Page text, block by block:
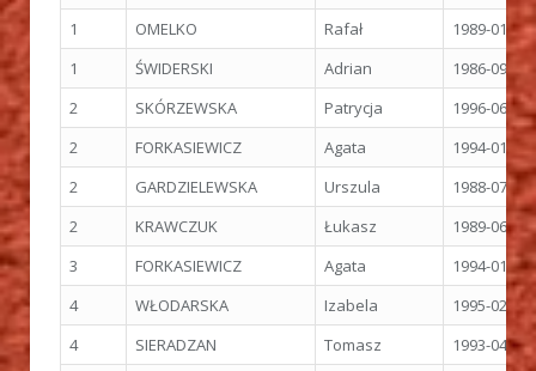
1 OMELKO Rafał
1989-01-16
1
ŚWIDERSKI Adrian
1986-09-26
2
SKÓRZEWSKA Patrycja
1996-06-15
2
FORKASIEWICZ Agata
1994-01-13
2
GARDZIELEWSKA Urszula
1988-07-21
2
KRAWCZUK Łukasz
1989-06-15
3
FORKASIEWICZ Agata
1994-01-13
4
WŁODARSKA Izabela
1995-02-11
4
SIERADZAN Tomasz
1993-04-20